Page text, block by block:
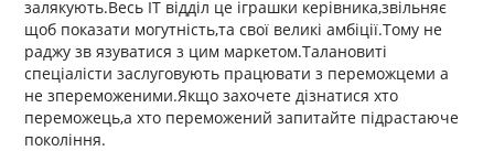
залякують.Весь ІТ відділ це іграшки керівника,звільняє
щоб показати могутність,та свої великі амбіції.Тому не
раджу зв язуватися з цим маркетом.Талановиті
спеціалісти заслуговують працювати з переможцеми а
не зпереможеними.Якщо захочете дізнатися хто
переможець,а хто переможений запитайте підрастаюче
покоління.